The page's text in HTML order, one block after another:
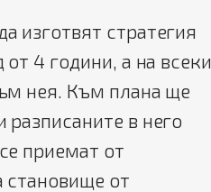
изготвят стратегия
4 години, а на всеки
нея. Към плана ще
в него
приемат от
становище от